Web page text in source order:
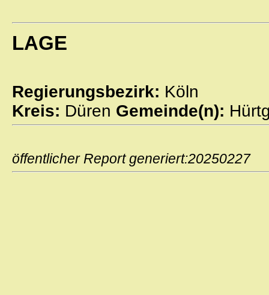
LAGE
Regierungsbezirk: Köln
Kreis: Düren Gemeinde(n):
öffentlicher Report